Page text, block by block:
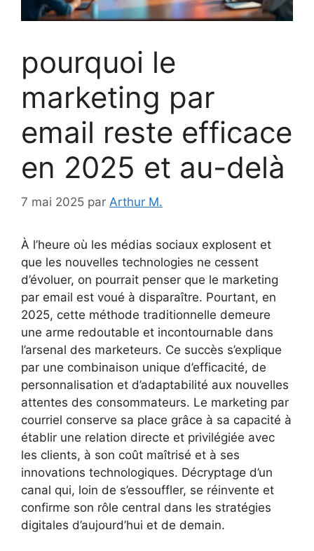
pourquoi le
marketing par
email reste efficace
en 2025 et au-delà
7 mai 2025 par Arthur M.
À l’heure où les médias sociaux explosent et
que les nouvelles technologies ne cessent
d’évoluer, on pourrait penser que le marketing
par email est voué à disparaître. Pourtant, en
2025, cette méthode traditionnelle demeure
une arme redoutable et incontournable dans
l’arsenal des marketeurs. Ce succès s’explique
par une combinaison unique d’efficacité, de
personnalisation et d’adaptabilité aux nouvelles
attentes des consommateurs. Le marketing par
courriel conserve sa place grâce à sa capacité à
établir une relation directe et privilégiée avec
les clients, à son coût maîtrisé et à ses
innovations technologiques. Décryptage d’un
canal qui, loin de s’essouffler, se réinvente et
confirme son rôle central dans les stratégies
digitales d’aujourd’hui et de demain.